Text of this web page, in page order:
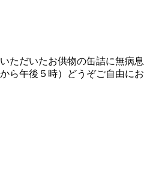
ただいたお供物の缶詰に無病
午後５時）どうぞご自由にお